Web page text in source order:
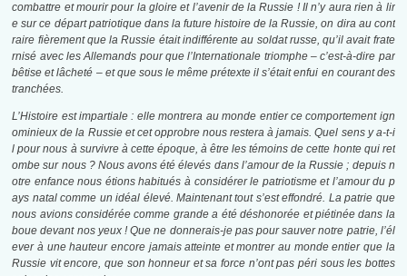
combattre et mourir pour la gloire et l’avenir de la Russie ! Il n’y aura rien à lir
e sur ce départ patriotique dans la future histoire de la Russie, on dira au cont
raire fièrement que la Russie était indifférente au soldat russe, qu’il avait frate
rnisé avec les Allemands pour que l’Internationale triomphe – c’est-à-dire par
bêtise et lâcheté – et que sous le même prétexte il s’était enfui en courant des
tranchées.
L’Histoire est impartiale : elle montrera au monde entier ce comportement ign
ominieux de la Russie et cet opprobre nous restera à jamais. Quel sens y a-t-i
l pour nous à survivre à cette époque, à être les témoins de cette honte qui ret
ombe sur nous ? Nous avons été élevés dans l’amour de la Russie ; depuis n
otre enfance nous étions habitués à considérer le patriotisme et l’amour du p
ays natal comme un idéal élevé. Maintenant tout s’est effondré. La patrie que
nous avions considérée comme grande a été déshonorée et piétinée dans la
boue devant nos yeux ! Que ne donnerais-je pas pour sauver notre patrie, l’él
ever à une hauteur encore jamais atteinte et montrer au monde entier que la
Russie vit encore, que son honneur et sa force n’ont pas péri sous les bottes